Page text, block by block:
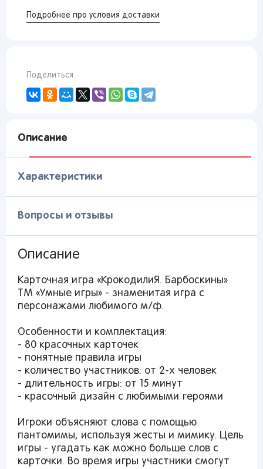
Описание
Характеристики
Вопросы и отзывы
Описание
Карточная игра «КрокодилиЯ. Барбоскины»
ТМ «Умные игры» - знаменитая игра с
персонажами любимого м/ф.
Особенности и комплектация:
- 80 красочных карточек
- понятные правила игры
- количество участников: от 2-х человек
- длительность игры: от 15 минут
- красочный дизайн с любимыми героями
Игроки объясняют слова с помощью
пантомимы, используя жесты и мимику. Цель
игры - угадать как можно больше слов с
карточки. Во время игры участники смогут
Подробнее про условия доставки
Поделиться